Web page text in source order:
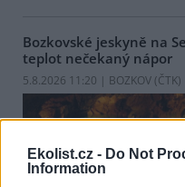
Ekolist.cz - Do Not
Information
Bozkovské jeskyně na
teplot nečekaný nápor
5.8.2026 11:20 | BOZKOV (ČTK)
Libereckém kraji, které má